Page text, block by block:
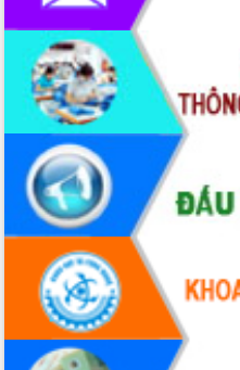
Nâng cao hiệu quả hoạt động của các
doanh nghiệp nhà nước
Hội nghị triển khai kết nối mạng
truyền số liệu chuyên dùng phục vụ cơ
quan Đảng, Nhà nước
Lễ phát động chuỗi hoạt động chung
tay làm sạch môi trường
Xã Ea Kar bước chuyển mình trong
công tác cải cách hành chính mô hình
mới
UBND tỉnh họp báo định kỳ tháng 4
năm 2026
Hội thảo khoa học “Giải pháp thúc đẩy
phát triển nền kinh tế xanh tại tỉnh
Đắk Lắk”